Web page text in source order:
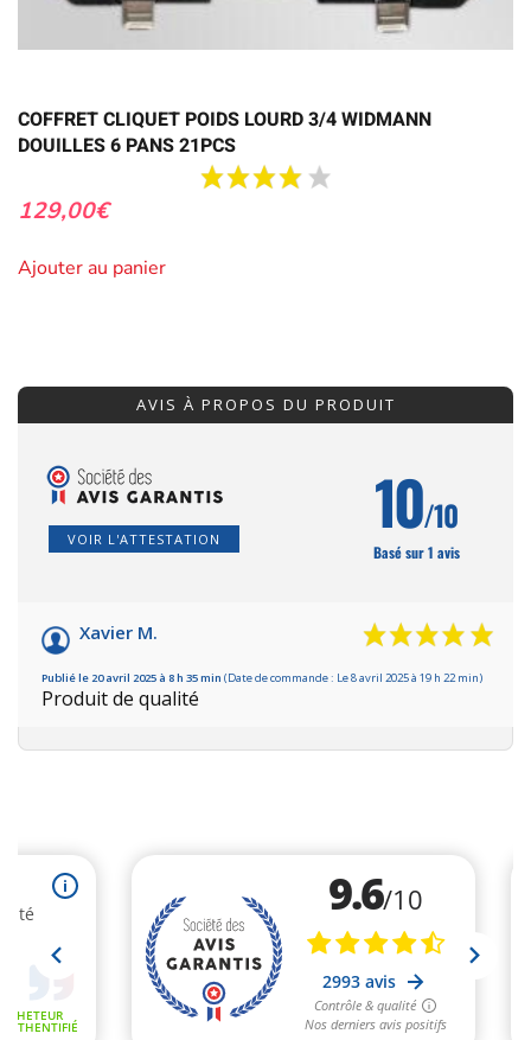
COFFRET CLIQUET POIDS LOURD 3/4 WIDMANN
DOUILLES 6 PANS 21PCS
129,00€
Ajouter au panier
AVIS À PROPOS DU PRODUIT
VOIR L'ATTESTATION 10/10
Basé sur 1 avis
Xavier M.
Publié le 20 avril 2025 à 8 h 35 min (Date de commande : Le 8 avril 2025 à 19 h 22 min)
Produit de qualité